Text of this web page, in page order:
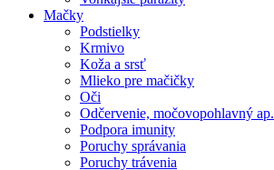
Mačky
Podstielky
Krmivo
Koža a srsť
Mlieko pre mačičky
Oči
Odčervenie, močovopohlavný ap.
Podpora imunity
Poruchy správania
Poruchy trávenia